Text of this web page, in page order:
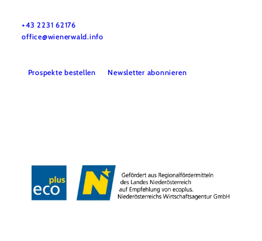
+43 2231 62176
office@wienerwald.info
Prospekte bestellen Newsletter abonnieren